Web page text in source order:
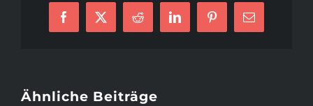
пролетарых
площадей,
Facebook
X Reddit LinkedInPinterest
E-
Mail
Ähnliche Beiträge